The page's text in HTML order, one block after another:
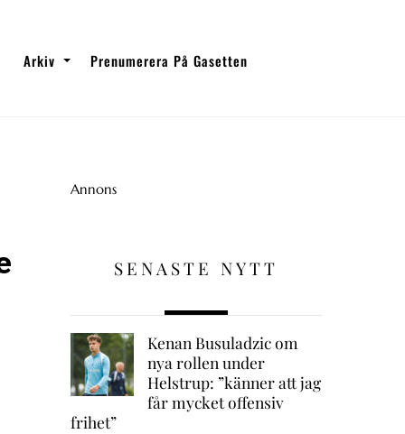
Arkiv Prenumerera På Gasetten
Annons
SENASTE NYTT
Kenan Busuladzic om
nya rollen under
Helstrup: ”känner att jag
får mycket offensiv
frihet”